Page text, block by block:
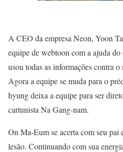
A CEO da empresa Neon, Yoon
equipe de webtoon com a ajuda
usou todas as informações contra
Agora a equipe se muda para o
hyung deixa a equipe para ser
cartunista Na Gang-nam.
On Ma-Eum se acerta com seu pai
lesão. Continuando com sua